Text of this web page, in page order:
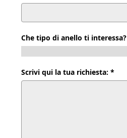
Che tipo di anello ti interessa?
Scrivi qui la tua richiesta: *